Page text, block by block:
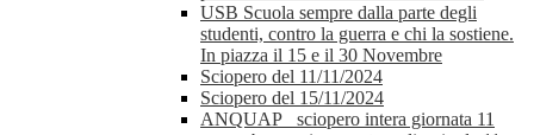
USB Scuola sempre dalla parte degli
studenti, contro la guerra e chi la sostiene.
In piazza il 15 e il 30 Novembre
Sciopero del 11/11/2024
Sciopero del 15/11/2024
ANQUAP_ sciopero intera giornata 11